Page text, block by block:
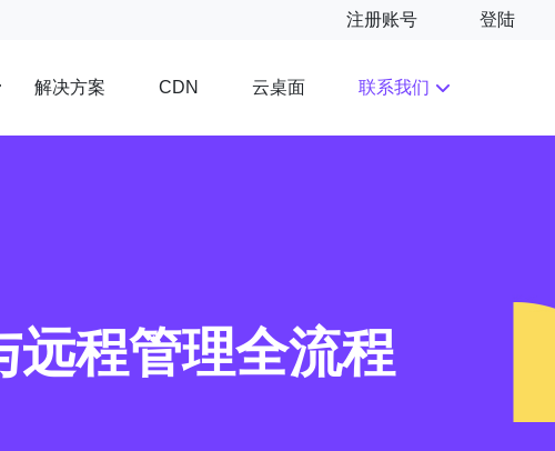
注册账号 登陆
解决方案 CDN 云桌面 联系我们
远程管理全流程